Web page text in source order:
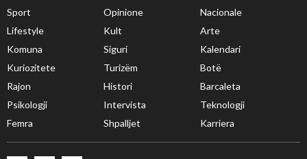
Sport
Opinione
Nacionale
Lifestyle
Kult
Arte
Komuna
Siguri
Kalendari
Kuriozitete
Turizëm
Botë
Rajon
Histori
Barcaleta
Psikologji
Intervista
Teknologji
Femra
Shpalljet Karriera